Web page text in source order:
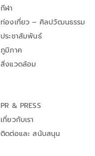
กีฬา
ท่องเที่ยว – ศิลปวัฒนธรรม
ประชาสัมพันธ์
ภูมิภาค
สิ่งแวดล้อม
PR & PRESS
เกี่ยวกับเรา
ติดต่อและ สนับสนุน